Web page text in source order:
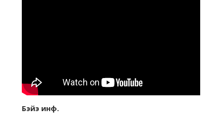
Бэйэ инф.